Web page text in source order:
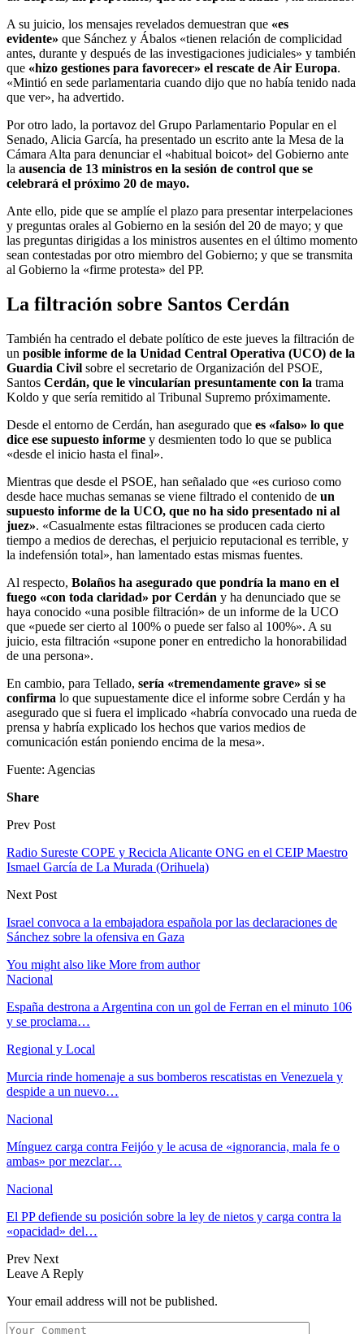
A su juicio, los mensajes revelados demuestran que «es
evidente» que Sánchez y Ábalos «tienen relación de complicidad
antes, durante y después de las investigaciones judiciales» y también
que «hizo gestiones para favorecer» el rescate de Air Europa.
«Mintió en sede parlamentaria cuando dijo que no había tenido nada
que ver», ha advertido.
Por otro lado, la portavoz del Grupo Parlamentario Popular en el
Senado, Alicia García, ha presentado un escrito ante la Mesa de la
Cámara Alta para denunciar el «habitual boicot» del Gobierno ante
la ausencia de 13 ministros en la sesión de control que se
celebrará el próximo 20 de mayo.
Ante ello, pide que se amplíe el plazo para presentar interpelaciones
y preguntas orales al Gobierno en la sesión del 20 de mayo; y que
las preguntas dirigidas a los ministros ausentes en el último momento
sean contestadas por otro miembro del Gobierno; y que se transmita
al Gobierno la «firme protesta» del PP.
La filtración sobre Santos Cerdán
También ha centrado el debate político de este jueves la filtración de
un posible informe de la Unidad Central Operativa (UCO) de la
Guardia Civil sobre el secretario de Organización del PSOE,
Santos Cerdán, que le vincularían presuntamente con la trama
Koldo y que sería remitido al Tribunal Supremo próximamente.
Desde el entorno de Cerdán, han asegurado que es «falso» lo que
dice ese supuesto informe y desmienten todo lo que se publica
«desde el inicio hasta el final».
Mientras que desde el PSOE, han señalado que «es curioso como
desde hace muchas semanas se viene filtrado el contenido de un
supuesto informe de la UCO, que no ha sido presentado ni al
juez». «Casualmente estas filtraciones se producen cada cierto
tiempo a medios de derechas, el perjuicio reputacional es terrible, y
la indefensión total», han lamentado estas mismas fuentes.
Al respecto, Bolaños ha asegurado que pondría la mano en el
fuego «con toda claridad» por Cerdán y ha denunciado que se
haya conocido «una posible filtración» de un informe de la UCO
que «puede ser cierto al 100% o puede ser falso al 100%». A su
juicio, esta filtración «supone poner en entredicho la honorabilidad
de una persona».
En cambio, para Tellado, sería «tremendamente grave» si se
confirma lo que supuestamente dice el informe sobre Cerdán y ha
asegurado que si fuera el implicado «habría convocado una rueda de
prensa y habría explicado los hechos que varios medios de
comunicación están poniendo encima de la mesa».
Fuente: Agencias
Share
Prev Post
Radio Sureste COPE y Recicla Alicante ONG en el CEIP Maestro
Ismael García de La Murada (Orihuela)
Next Post
Israel convoca a la embajadora española por las declaraciones de
Sánchez sobre la ofensiva en Gaza
You might also like More from author
Nacional
España destrona a Argentina con un gol de Ferran en el minuto 106
y se proclama…
Regional y Local
Murcia rinde homenaje a sus bomberos rescatistas en Venezuela y
despide a un nuevo…
Nacional
Mínguez carga contra Feijóo y le acusa de «ignorancia, mala fe o
ambas» por mezclar…
Nacional
El PP defiende su posición sobre la ley de nietos y carga contra la
«opacidad» del…
Prev Next
Leave A Reply
Your email address will not be published.